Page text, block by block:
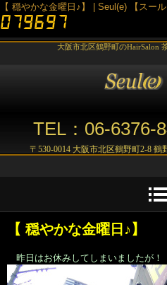
【 穏やかな金曜日♪】 | Seul(e) 【スー
大阪市北区鶴野町のHairSalon
TEL：06-6376-
〒530-0014 大阪市北区鶴野町2-8
【 穏やかな金曜日♪】
昨日はお休みしてしまいましたが！